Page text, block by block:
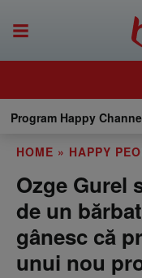
Program Happy
HOME » HAPPY
Ozge Gurel
de un
gânesc că
unui nou